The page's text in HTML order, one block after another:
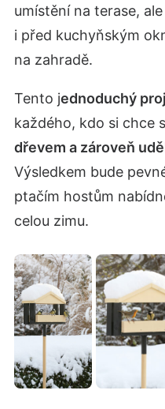
umístění na terase,
i před kuchyňským
na zahradě.
Tento jednoduchý
každého, kdo si chce
dřevem a zároveň
Výsledkem bude
ptačím hostům
celou zimu.